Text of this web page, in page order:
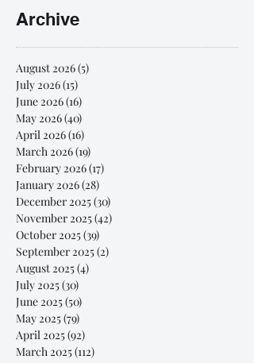
Archive
August 2026(5)
July 2026(15)
June 2026(16)
May 2026(40)
April 2026(16)
March 2026(19)
February 2026(17)
January 2026(28)
December 2025(30)
November 2025(42)
October 2025(39)
September 2025(2)
August 2025(4)
July 2025(30)
June 2025(50)
May 2025(79)
April 2025(92)
March 2025(112)